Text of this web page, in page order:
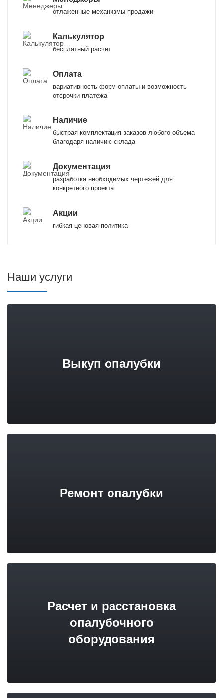
отлаженные механизмы продажи
Калькулятор
бесплатный расчет
Оплата
вариативность форм оплаты и возможность
отсрочки платежа
Наличие
быстрая комплектация заказов любого объема
благодаря наличию склада
Документация
разработка необходимых чертежей для
конкретного проекта
Акции
гибкая ценовая политика
Наши услуги
Выкуп опалубки
Ремонт опалубки
Расчет и расстановка
опалубочного
оборудования